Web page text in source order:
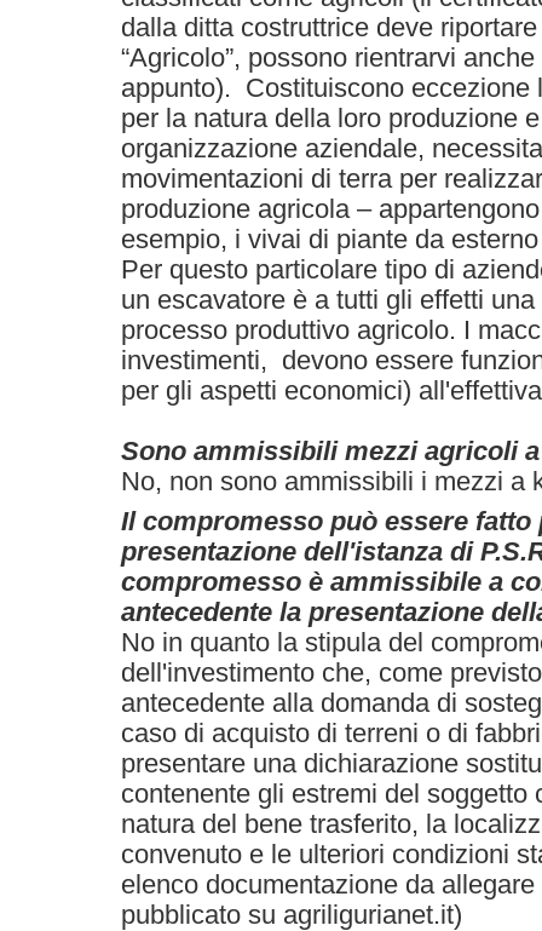
dalla ditta costruttrice deve
“Agricolo”, possono rientrarvi
appunto). Costituiscono eccezione
per la natura della loro produzione
organizzazione aziendale,
movimentazioni di terra per
produzione agricola –
esempio, i vivai di piante da
Per questo particolare tipo di
un escavatore è a tutti gli effetti
processo produttivo agricolo. I
investimenti, devono essere
per gli aspetti economici)
Sono ammissibili mezzi agricoli
No, non sono ammissibili i mezzi a
Il compromesso può essere fatto
presentazione dell'istanza di
compromesso è ammissibile a
antecedente la presentazione
No in quanto la stipula del
dell'investimento che, come
antecedente alla domanda di
caso di acquisto di terreni o di
presentare una dichiarazione
contenente gli estremi del soggetto
natura del bene trasferito, la
convenuto e le ulteriori condizioni
elenco documentazione da
pubblicato su agriligurianet.it)